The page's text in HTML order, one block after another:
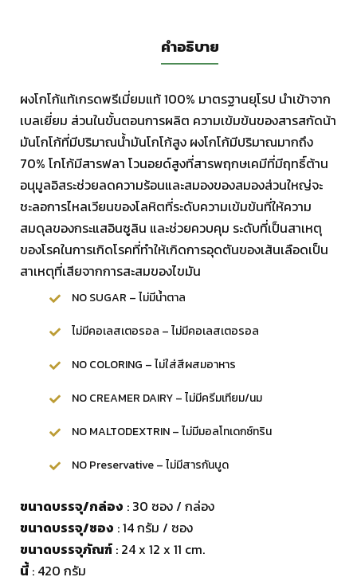
คำอธิบาย
ผงโกโก้แท้เกรดพรีเมี่ยมแท้ 100% มาตรฐานยุโรป นำเข้าจาก
เบลเยี่ยม ส่วนในขั้นตอนการผลิต ความเข้มข้นของสารสกัดน้า
มันโกโก้ที่มีปริมาณน้ำมันโกโก้สูง ​​ผงโกโก้มีปริมาณมากถึง
70% โกโก้มีสารฟลา โวนอยด์สูงที่สารพฤกษเคมีที่มีฤทธิ์ต้าน
อนุมูลอิสระช่วยลดความร้อนและสมองของสมองส่วนใหญ่จะ
ชะลอการไหลเวียนของโลหิตที่ระดับความเข้มข้นที่ให้ความ
สมดุลของกระแสอินซูลิน และช่วยควบคุม ระดับที่เป็นสาเหตุ
ของโรคในการเกิดโรคที่ทำให้เกิดการอุดตันของเส้นเลือดเป็น
สาเหตุที่เสียจากการสะสมของไขมัน
NO SUGAR – ไม่มีน้ำตาล
ไม่มีคอเลสเตอรอล – ไม่มีคอเลสเตอรอล
NO COLORING – ไม่ใส่สีผสมอาหาร
NO CREAMER DAIRY – ไม่มีครีมเทียม/นม
NO MALTODEXTRIN – ไม่มีมอลโทเดกซ์ทริน
NO Preservative – ไม่มีสารกันบูด
ขนาดบรรจุ/กล่อง : 30 ซอง / กล่อง
ขนาดบรรจุ/ซอง : 14 กรัม / ซอง
ขนาดบรรจุภัณฑ์ : 24 x 12 x 11 cm.
นี้ : 420 กรัม